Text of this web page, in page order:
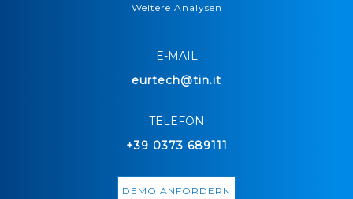
Weitere Analysen
E-MAIL
eurtech@tin.it
TELEFON
+39 0373 689111
DEMO ANFORDERN